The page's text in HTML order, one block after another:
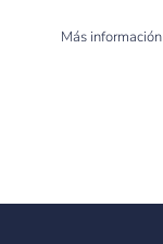
Más información